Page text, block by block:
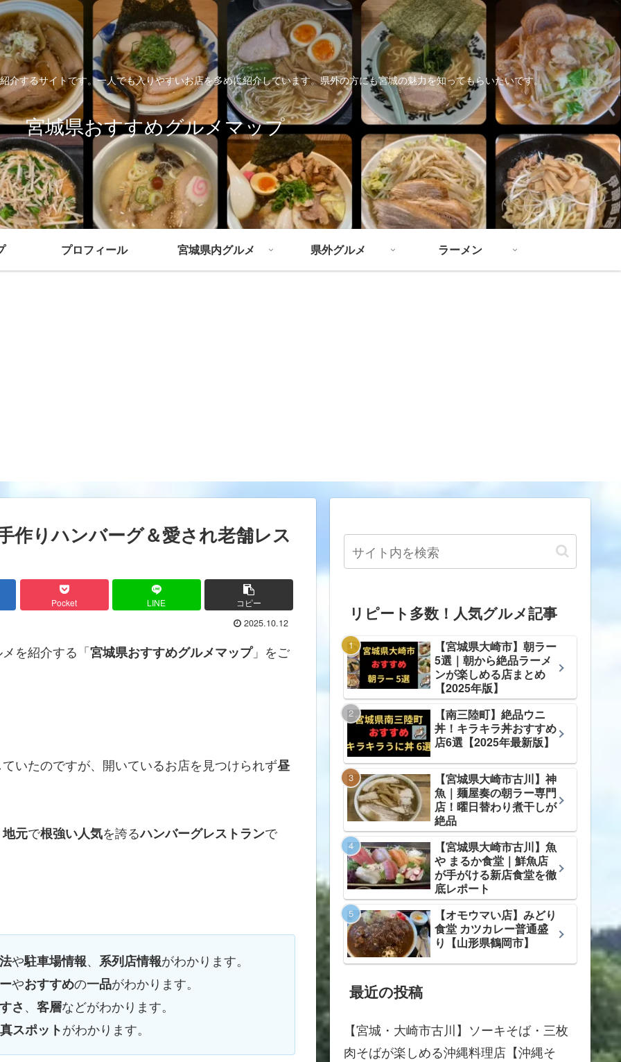
介するサイトです。一人でも入りやすいお店を多めに紹介しています。県外の方にも宮城の魅力を知ってもらいたいです。
宮城県おすすめグルメマップ
プロフィール 宮城県内グルメ 県外グルメ ラーメン
作りハンバーグ＆愛され老舗レス
Pocket LINE コピー
2025.10.12
を紹介する「宮城県おすすめグルメマップ」をご
いたのですが、開いているお店を見つけられず昼
地元で根強い人気を誇るハンバーグレストランで
や駐車場情報、 系列店情報がわかります。
やおすすめの一品がわかります。
さ、 客層などがわかります。
スポットがわかります。
リピート多数！人気グルメ記事
【宮城県大崎市】朝ラー
5選｜朝から絶品ラーメ
ンが楽しめる店まとめ
【2025年版】
【南三陸町】絶品ウニ
丼！キラキラ丼おすすめ
店6選【2025年最新版】
【宮城県大崎市古川】神
魚｜麺屋奏の朝ラー専門
店！曜日替わり煮干しが
絶品
【宮城県大崎市古川】魚
や まるか食堂｜鮮魚店
が手がける新店食堂を徹
底レポート
【オモウマい店】みどり
食堂 カツカレー普通盛
り【山形県鶴岡市】
最近の投稿
【宮城・大崎市古川】ソーキそば・三枚
肉そばが楽しめる沖縄料理店【沖縄そ